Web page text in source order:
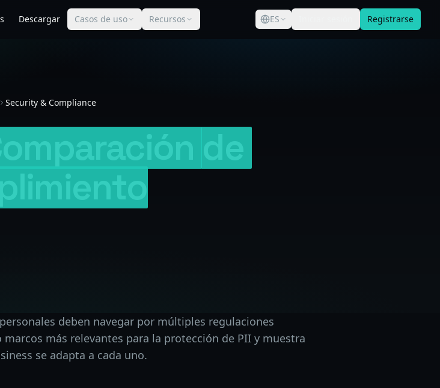
Descargar Casos de uso Recursos ES Registrarse
Security & Compliance
deben navegar por múltiples regulaciones
más relevantes para la protección de PII y muestra
se adapta a cada uno.